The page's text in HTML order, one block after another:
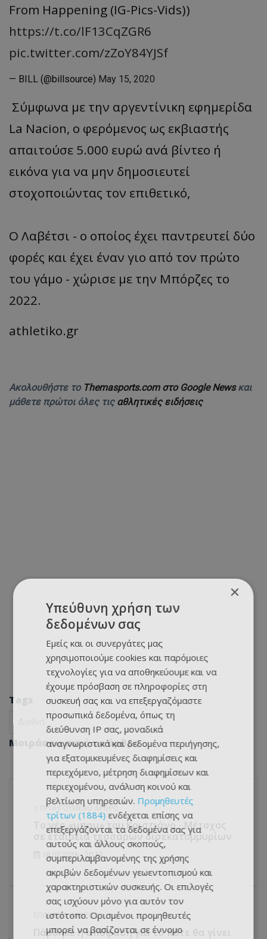
From Happening (IG-Pics-Vids))
https://t.co/lF13CqZGR6
pic.twitter.com/zZoY84YJSf
— BILL (@billsource) May 15, 2020
Σύμφωνα με την αργεντίνικη εφημερίδα
La Nacion, ο φερόμενος ως εκβιαστής
απαιτούσε 5.000 ευρώ ανά βίντεο ή
εικόνα για να μην δημοσιευτεί
στοχοποιώντας τον επιθετικό,
Ο Λαβέτσι - ο οποίος έχει παντρευτεί δύο
φορές και έχει έναν γιο από τον πρώτο
του γάμο - χώρισε με την Μπόρζες το
2022.
athletiko.gr
Ακολουθήστε το Themasports.com στο Google Newsκαι
μάθετε πρώτοι όλες τις αθλητικές ειδήσεις
Tags
Μοιράσου αυτό το άρθρο
ΠΡΟΗΓΟΎΜΕΝΟ ΆΡΘΡΟ
Το νέο «μπαμ» του Κριστιάνο - Μέτοχος
σε εταιρεία τεσσάρων δισεκατομμυρίων
18.05.2026 - 20:13
ΕΠΌΜΕΝΟ ΆΡΘΡΟ
Πάρθηκε η απόφαση για το πότε θα γίνει
×
Υπεύθυνη χρήση των
δεδομένων σας
Εμείς και οι συνεργάτες μας
χρησιμοποιούμε cookies και παρόμοιες
τεχνολογίες για να αποθηκεύουμε και να
έχουμε πρόσβαση σε πληροφορίες στη
συσκευή σας και να επεξεργαζόμαστε
προσωπικά δεδομένα, όπως τη
διεύθυνση IP σας, μοναδικά
αναγνωριστικά και δεδομένα περιήγησης,
για εξατομικευμένες διαφημίσεις και
περιεχόμενο, μέτρηση διαφημίσεων και
περιεχομένου, ανάλυση κοινού και
βελτίωση υπηρεσιών. Προμηθευτές
τρίτων (1884) ενδέχεται επίσης να
επεξεργάζονται τα δεδομένα σας για
αυτούς και άλλους σκοπούς,
συμπεριλαμβανομένης της χρήσης
ακριβών δεδομένων γεωεντοπισμού και
χαρακτηριστικών συσκευής. Οι επιλογές
σας ισχύουν μόνο για αυτόν τον
ιστότοπο. Ορισμένοι προμηθευτές
μπορεί να βασίζονται σε έννομο